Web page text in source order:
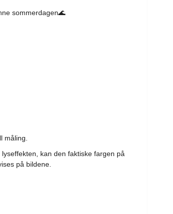
sommerdagen🌊
måling.
kan den faktiske fargen på
på bildene.